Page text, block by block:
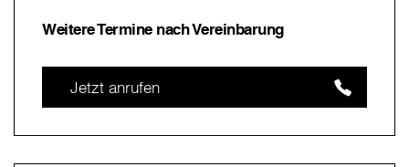
Weitere Termine nach Vereinbarung
Jetzt anrufen